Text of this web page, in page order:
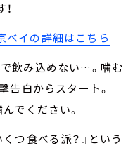
ベイの詳細はこちら
飲み込めない…。噛む
告白からスタート。
でください。
つ食べる派？』という